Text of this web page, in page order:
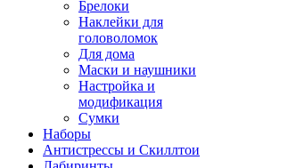
Брелоки
Наклейки для
головоломок
Для дома
Маски и наушники
Настройка и
модификация
Сумки
Наборы
Антистрессы и Скиллтои